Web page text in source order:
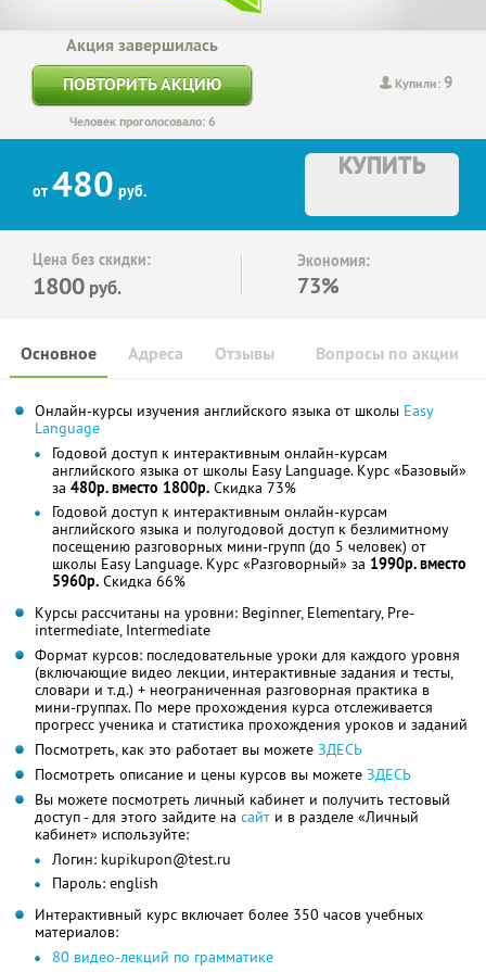
Купили:9
Акция завершилась
ПОВТОРИТЬ АКЦИЮ
Человек проголосовало: 6
от 480 руб.
КУПИТЬ
Цена без скидки:
1800 руб.
Экономия:
73%
Основное Отзывы Вопросы по акции
Адреса
Онлайн-курсы изучения английского языка от школы Easy
Language
Годовой доступ к интерактивным онлайн-курсам
английского языка от школы Easy Language. Курс «Базовый»
за 480р. вместо 1800р. Скидка 73%
Годовой доступ к интерактивным онлайн-курсам
английского языка и полугодовой доступ к безлимитному
посещению разговорных мини-групп (до 5 человек) от
школы Easy Language. Курс «Разговорный» за 1990р. вместо
5960р. Скидка 66%
Курсы рассчитаны на уровни: Beginner, Elementary, Pre-
intermediate, Intermediate
Формат курсов: последовательные уроки для каждого уровня
(включающие видео лекции, интерактивные задания и тесты,
словари и т.д.) + неограниченная разговорная практика в
мини-группах. По мере прохождения курса отслеживается
прогресс ученика и статистика прохождения уроков и заданий
Посмотреть, как это работает вы можете ЗДЕСЬ
Посмотреть описание и цены курсов вы можете ЗДЕСЬ
Вы можете посмотреть личный кабинет и получить тестовый
доступ - для этого зайдите на сайт и в разделе «Личный
кабинет» используйте:
Логин: kupikupon@test.ru
Пароль: english
Интерактивный курс включает более 350 часов учебных
материалов:
80 видео-лекций по грамматике